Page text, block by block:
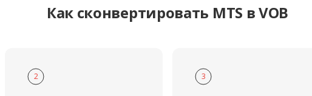
Как сконвертировать MTS в VOB
2 3